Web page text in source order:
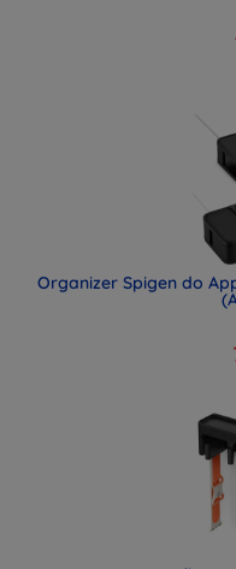
Organizer Spigen do